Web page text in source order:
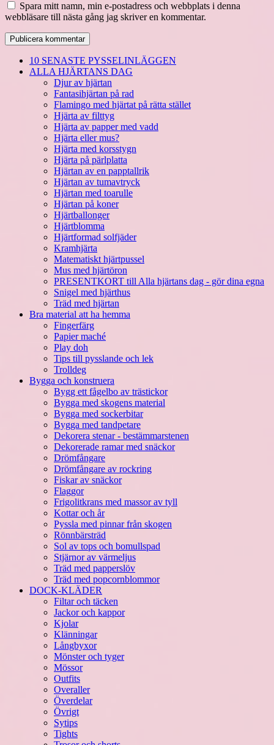
Spara mitt namn, min e-postadress och webbplats i denna
webbläsare till nästa gång jag skriver en kommentar.
10 SENASTE PYSSELINLÄGGEN
ALLA HJÄRTANS DAG
Djur av hjärtan
Fantasihjärtan på rad
Flamingo med hjärtat på rätta stället
Hjärta av filttyg
Hjärta av papper med vadd
Hjärta eller mus?
Hjärta med korsstygn
Hjärta på pärlplatta
Hjärtan av en papptallrik
Hjärtan av tumavtryck
Hjärtan med toarulle
Hjärtan på koner
Hjärtballonger
Hjärtblomma
Hjärtformad solfjäder
Kramhjärta
Matematiskt hjärtpussel
Mus med hjärtöron
PRESENTKORT till Alla hjärtans dag - gör dina egna
Snigel med hjärthus
Träd med hjärtan
Bra material att ha hemma
Fingerfärg
Papier maché
Play doh
Tips till pysslande och lek
Trolldeg
Bygga och konstruera
Bygg ett fågelbo av trästickor
Bygga med skogens material
Bygga med sockerbitar
Bygga med tandpetare
Dekorera stenar - bestämmarstenen
Dekorerade ramar med snäckor
Drömfångare
Drömfångare av rockring
Fiskar av snäckor
Flaggor
Frigolitkrans med massor av tyll
Kottar och år
Pyssla med pinnar från skogen
Rönnbärsträd
Sol av tops och bomullspad
Stjärnor av värmeljus
Träd med papperslöv
Träd med popcornblommor
DOCK-KLÄDER
Filtar och täcken
Jackor och kappor
Kjolar
Klänningar
Långbyxor
Mönster och tyger
Mössor
Outfits
Overaller
Överdelar
Övrigt
Sytips
Tights